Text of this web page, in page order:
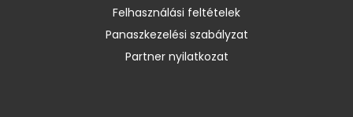
Felhasználási feltételek
Panaszkezelési szabályzat
Partner nyilatkozat